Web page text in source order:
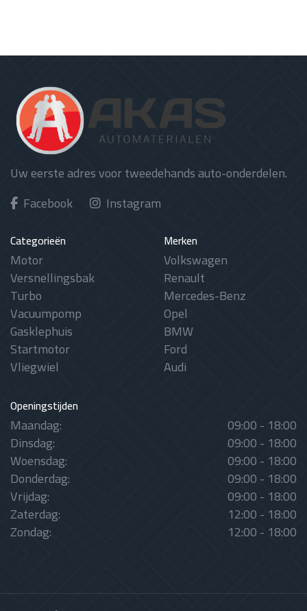
Uw eerste adres voor tweedehands auto-onderdelen.
Facebook
Instagram
Categorieën
Motor
Versnellingsbak
Turbo
Vacuumpomp
Gasklephuis
Startmotor
Vliegwiel
Merken
Volkswagen
Renault
Mercedes-Benz
Opel
BMW
Ford
Audi
Openingstijden
Maandag: 09:00 - 18:00
Dinsdag: 09:00 - 18:00
Woensdag: 09:00 - 18:00
Donderdag: 09:00 - 18:00
Vrijdag: 09:00 - 18:00
Zaterdag: 12:00 - 18:00
Zondag: 12:00 - 18:00